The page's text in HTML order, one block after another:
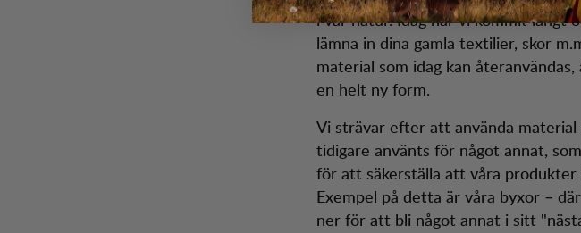
i vår natur. Idag har vi kommit långt
lämna in dina gamla textilier, skor
material som idag kan
en helt ny form.
Vi strävar efter att använda
tidigare använts för något annat,
för att säkerställa att våra produkter
Exempel på detta är våra byxor –
ner för att bli något annat i sitt